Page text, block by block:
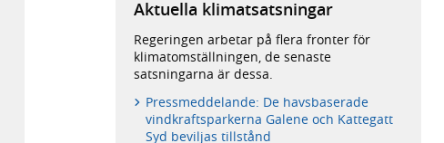
Aktuella klimatsatsningar
Regeringen arbetar på flera fronter för
klimatomställningen, de senaste
satsningarna är dessa.
Pressmeddelande: De havsbaserade
vindkraftsparkerna Galene och Kattegatt
Syd beviljas tillstånd